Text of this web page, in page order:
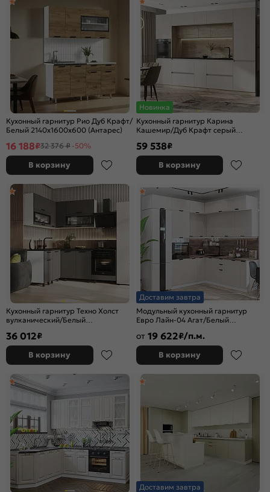
Кухонный гарнитур Рио Дуб Крафт/
Белый 2140x1600x600 (Антарес)
16 188₽32 376 ₽ -50%
В корзину
Новинка
Кухонный гарнитур Карина
Кашемир/Дуб Крафт серый
59 538₽
В корзину
Кухонный гарнитур Техно Холст
вулканический/Белый
темный)
36 012₽
В корзину
Доставим завтра
Модульный кухонный гарнитур
Евро Лайн-04 Агат/Белый
от 19 622₽/п.м.
В корзину
Доставим завтра